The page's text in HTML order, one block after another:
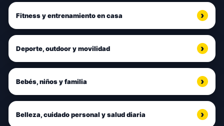
Fitness y entrenamiento en casa
Deporte, outdoor y movilidad
Bebés, niños y familia
Belleza, cuidado personal y salud diaria